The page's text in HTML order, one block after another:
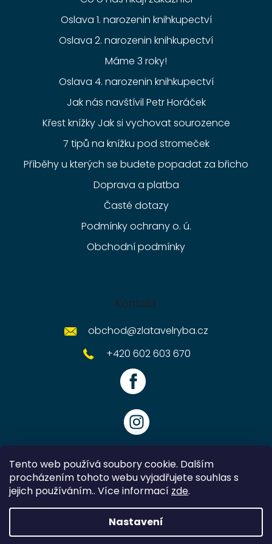
Tento web používá soubory cookie. Dalším
procházením tohoto webu vyjadřujete souhlas s
jejich používáním.. Více informací zde.
Nastavení
Oslava 1. narozenin knihkupectví
Oslava 2. narozenin knihkupectví
Máme 3 roky!
Oslava 4. narozenin knihkupectví
Jak nás navštívil Petr Horáček
Křest knížky Jak si vychovat sourozence
7 tipů na knížku pod stromeček
Příběhy u kterých se budete popadat za břicho
Doprava a platba
Časté dotazy
Podmínky ochrany o. ú.
Obchodní podmínky
Kontakt
obchod@zlatavelryba.cz
+420 602 603 670
Vytvořil Shoptet